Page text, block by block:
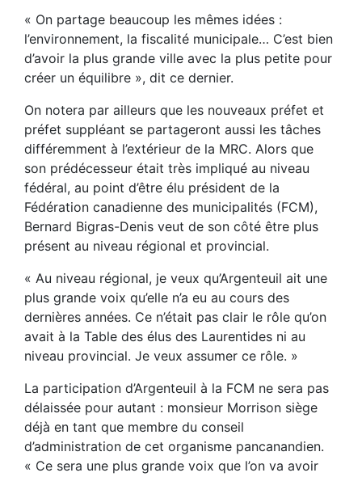
« On partage beaucoup les mêmes idées :
l’environnement, la fiscalité municipale… C’est bien
d’avoir la plus grande ville avec la plus petite pour
créer un équilibre », dit ce dernier.
On notera par ailleurs que les nouveaux préfet et
préfet suppléant se partageront aussi les tâches
différemment à l’extérieur de la MRC. Alors que
son prédécesseur était très impliqué au niveau
fédéral, au point d’être élu président de la
Fédération canadienne des municipalités (FCM),
Bernard Bigras-Denis veut de son côté être plus
présent au niveau régional et provincial.
« Au niveau régional, je veux qu’Argenteuil ait une
plus grande voix qu’elle n’a eu au cours des
dernières années. Ce n’était pas clair le rôle qu’on
avait à la Table des élus des Laurentides ni au
niveau provincial. Je veux assumer ce rôle. »
La participation d’Argenteuil à la FCM ne sera pas
délaissée pour autant : monsieur Morrison siège
déjà en tant que membre du conseil
d’administration de cet organisme pancanandien.
« Ce sera une plus grande voix que l’on va avoir